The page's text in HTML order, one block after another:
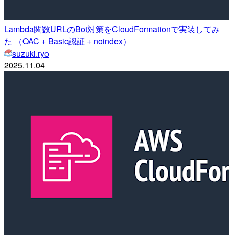
Lambda関数URLのBot対策をCloudFormationで実装してみ
た （OAC + Basic認証 + noindex）
suzuki.ryo
2025.11.04